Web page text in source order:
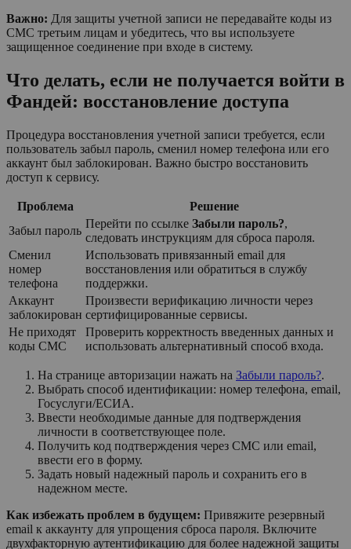
Важно: Для защиты учетной записи не передавайте коды из
СМС третьим лицам и убедитесь, что вы используете
защищенное соединение при входе в систему.
Что делать, если не получается войти в
Фандей: восстановление доступа
Процедура восстановления учетной записи требуется, если
пользователь забыл пароль, сменил номер телефона или его
аккаунт был заблокирован. Важно быстро восстановить
доступ к сервису.
Проблема
Решение
Забыл пароль
Перейти по ссылке Забыли пароль?,
следовать инструкциям для сброса пароля.
Сменил
номер
телефона
Использовать привязанный email для
восстановления или обратиться в службу
поддержки.
Аккаунт
заблокирован
Произвести верификацию личности через
сертифицированные сервисы.
Не приходят
коды СМС
Проверить корректность введенных данных и
использовать альтернативный способ входа.
На странице авторизации нажать на Забыли пароль?.
Выбрать способ идентификации: номер телефона, email,
Госуслуги/ЕСИА.
Ввести необходимые данные для подтверждения
личности в соответствующее поле.
Получить код подтверждения через СМС или email,
ввести его в форму.
Задать новый надежный пароль и сохранить его в
надежном месте.
Как избежать проблем в будущем: Привяжите резервный
email к аккаунту для упрощения сброса пароля. Включите
двухфакторную аутентификацию для более надежной защиты